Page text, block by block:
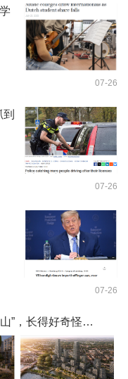
07-26
07-26
07-26
”，长得好奇怪…